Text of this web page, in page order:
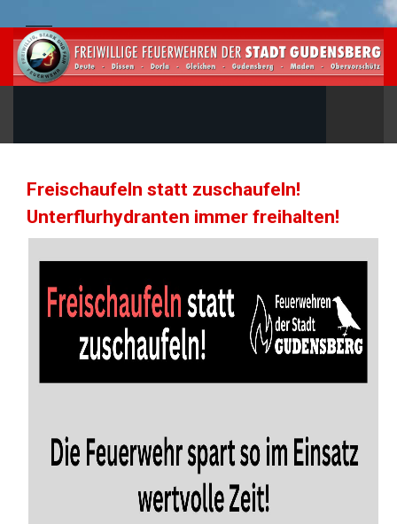
Freischaufeln statt zuschaufeln!
Unterflurhydranten immer freihalten!